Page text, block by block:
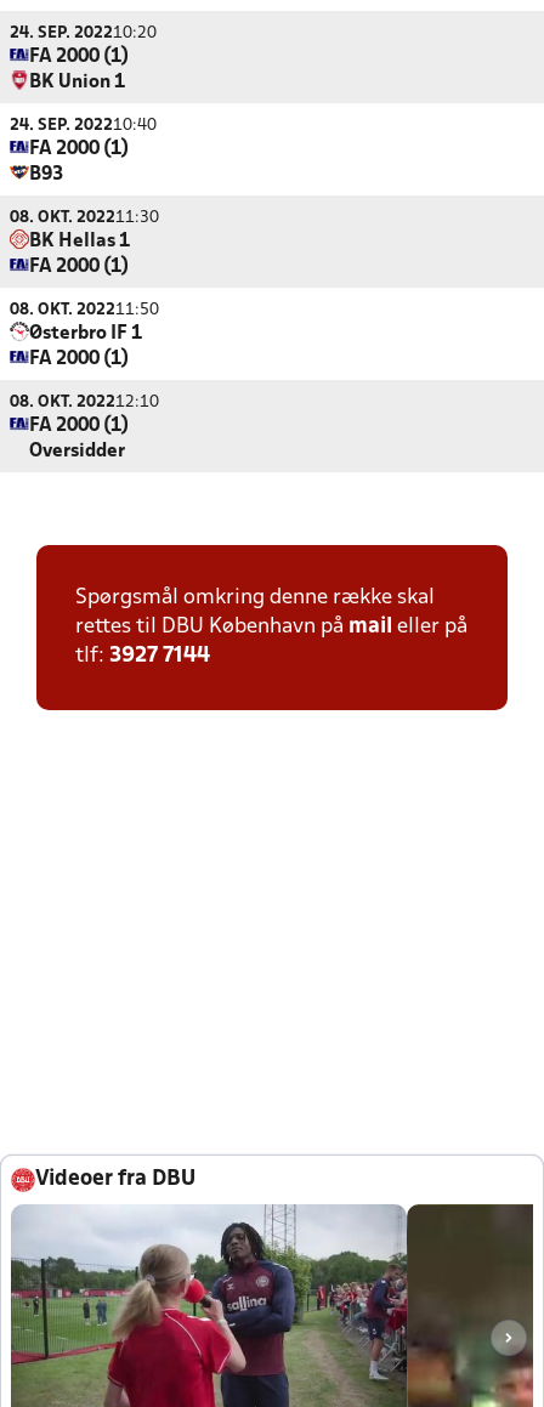
24. SEP. 202210:20
FA 2000 (1)
BK Union 1
24. SEP. 202210:40
FA 2000 (1)
B93
08. OKT. 202211:30
BK Hellas 1
FA 2000 (1)
08. OKT. 202211:50
Østerbro IF 1
FA 2000 (1)
08. OKT. 202212:10
FA 2000 (1)
Oversidder
Spørgsmål omkring denne række skal
rettes til DBU København på mail eller på
tlf: 3927 7144
Videoer fra DBU